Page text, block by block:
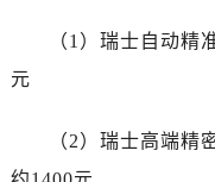
（1）瑞士自动精
元
（2）瑞士高端精